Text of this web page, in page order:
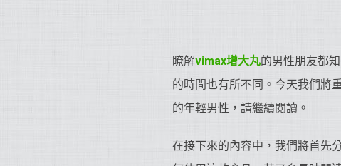
瞭解vimax增大丸的男性朋友都
的時間也有所不同。今天我們將
的年輕男性，請繼續閱讀。
在接下來的內容中，我們將首先